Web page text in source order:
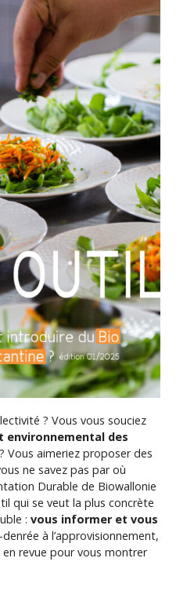
? Vous vous souciez
environnemental des
Vous aimeriez proposer des
ne savez pas par où
Durable de Biowallonie
qui se veut la plus concrète
:vous informer et vous
à l’approvisionnement,
revue pour vous montrer